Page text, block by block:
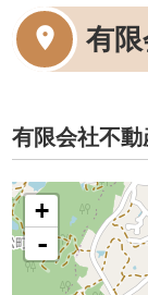
有
有限会社不
+
-